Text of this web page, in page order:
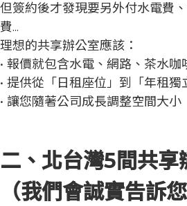
但簽約後才發現要另外付水電費
費...
理想的共享辦公室應該：
• 報價就包含水電、網路、茶水咖
• 提供從「日租座位」到「年租
• 讓您隨著公司成長調整空間大小
二、北台灣5間共享
（我們會誠實告訴